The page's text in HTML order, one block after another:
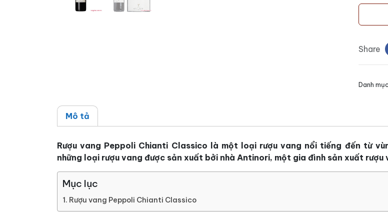
vang
số
lượng
Share
Danh
Mô tả
Rượu vang Peppoli Chianti Classico là một loại rượu vang nổi tiếng đến từ
những loại rượu vang được sản xuất bởi nhà Antinori, một gia đình sản xuất
Mục lục
Rượu vang Peppoli Chianti Classico